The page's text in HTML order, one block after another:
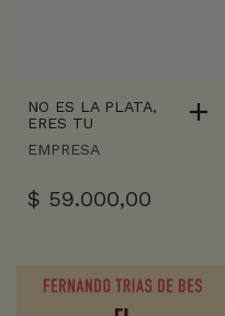
NO ES LA PLATA,
ERES TU
EMPRESA
$ 59.000,00